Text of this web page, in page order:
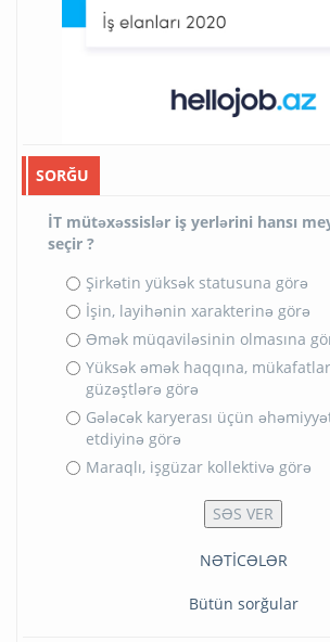
SORĞU
İT mütəxəssislər iş yerlərini hansı
seçir ?
Şirkətin yüksək statusuna görə
İşin, layihənin xarakterinə görə
Əmək müqaviləsinin olmasına
Yüksək əmək haqqına,
güzəştlərə görə
Gələcək karyerası üçün
etdiyinə görə
Maraqlı, işgüzar kollektivə görə
NƏTİCƏLƏR
Bütün sorğular